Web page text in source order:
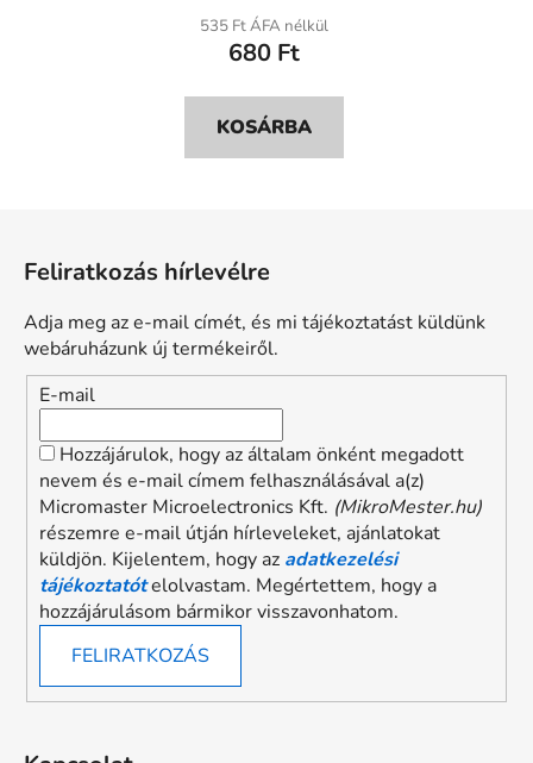
535 Ft ÁFA nélkül
680 Ft
KOSÁRBA
Feliratkozás hírlevélre
Adja meg az e-mail címét, és mi tájékoztatást küldünk
webáruházunk új termékeiről.
E-mail
Hozzájárulok, hogy az általam önként megadott
nevem és e-mail címem felhasználásával a(z)
Micromaster Microelectronics Kft. (MikroMester.hu)
részemre e-mail útján hírleveleket, ajánlatokat
küldjön. Kijelentem, hogy az adatkezelési
tájékoztatótelolvastam. Megértettem, hogy a
hozzájárulásom bármikor visszavonhatom.
FELIRATKOZÁS